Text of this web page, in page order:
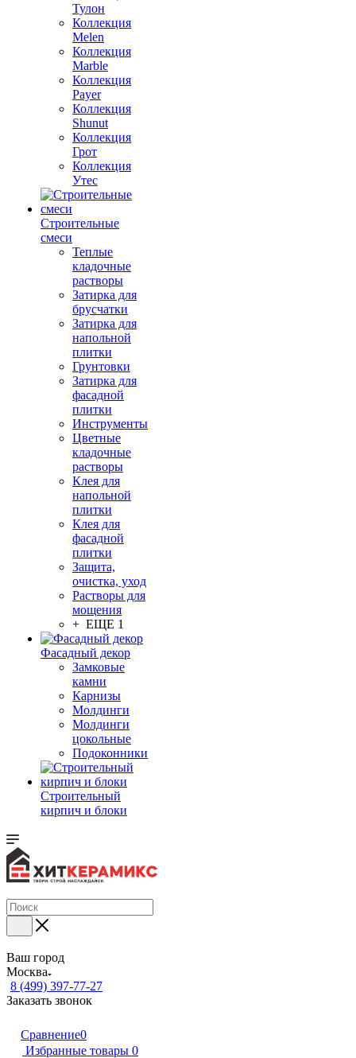
Тулон
Коллекция
Melen
Коллекция
Marble
Коллекция
Payer
Коллекция
Shunut
Коллекция
Грот
Коллекция
Утес
Строительные
смеси
Теплые
кладочные
растворы
Затирка для
брусчатки
Затирка для
напольной
плитки
Грунтовки
Затирка для
фасадной
плитки
Инструменты
Цветные
кладочные
растворы
Клея для
напольной
плитки
Клея для
фасадной
плитки
Защита,
очистка, уход
Растворы для
мощения
+ ЕЩЕ 1
Фасадный декор
Замковые
камни
Карнизы
Молдинги
Молдинги
цокольные
Подоконники
Строительный
кирпич и блоки
Ваш город
Москва
8 (499) 397-77-27
Заказать звонок
Сравнение0
Избранные товары 0